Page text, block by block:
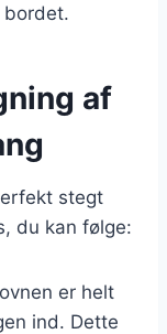
bordet.
af
stegt
du kan følge:
er helt
ind. Dette